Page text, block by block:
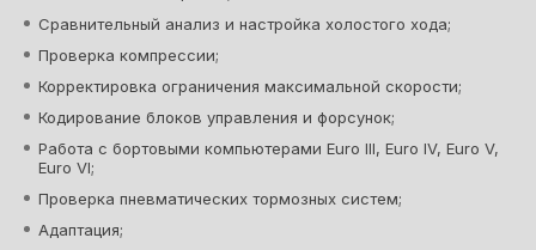
Сравнительный анализ и настройка холостого хода;
Проверка компрессии;
Корректировка ограничения максимальной скорости;
Кодирование блоков управления и форсунок;
Работа с бортовыми компьютерами Euro III, Euro IV, Euro V,
Euro VI;
Проверка пневматических тормозных систем;
Адаптация;